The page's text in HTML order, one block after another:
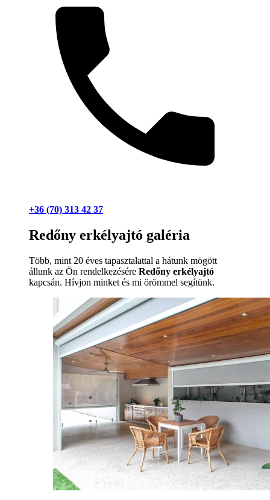
+36 (70) 313 42 37
Redőny erkélyajtó galéria
Több, mint 20 éves tapasztalattal a hátunk mögött
állunk az Ön rendelkezésére Redőny erkélyajtó
kapcsán. Hívjon minket és mi örömmel segítünk.